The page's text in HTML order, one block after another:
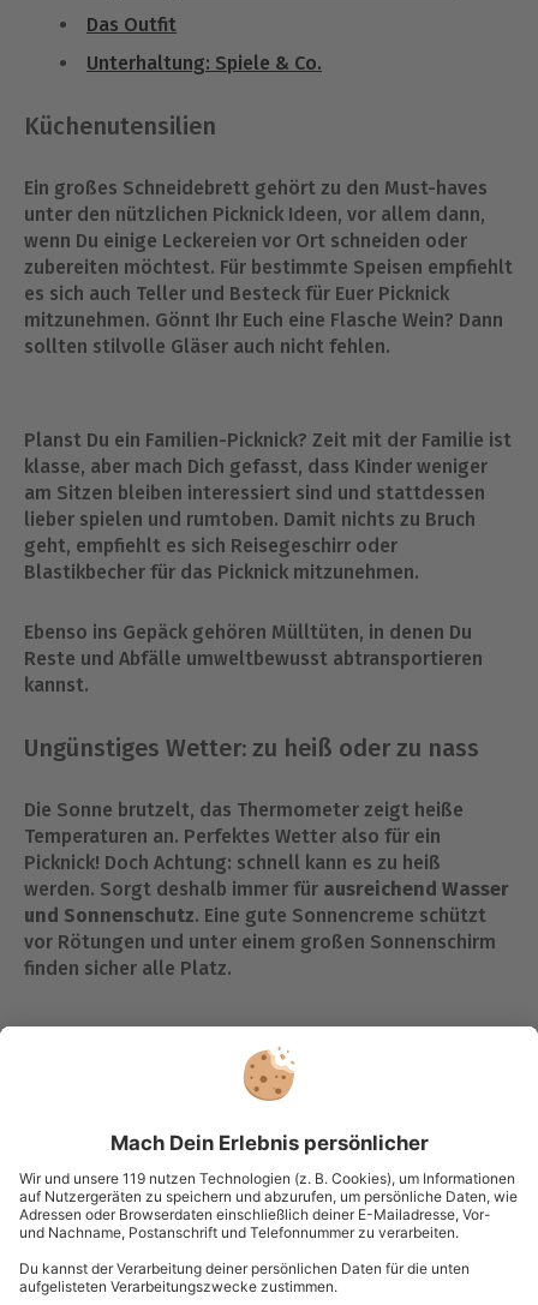
Das Outfit
Unterhaltung: Spiele & Co.
Küchenutensilien
Ein großes Schneidebrett gehört zu den Must-haves
unter den nützlichen Picknick Ideen, vor allem dann,
wenn Du einige Leckereien vor Ort schneiden oder
zubereiten möchtest. Für bestimmte Speisen empfiehlt
es sich auch Teller und Besteck für Euer Picknick
mitzunehmen. Gönnt Ihr Euch eine Flasche Wein? Dann
sollten stilvolle Gläser auch nicht fehlen.
Planst Du ein Familien-Picknick? Zeit mit der Familie ist
klasse, aber mach Dich gefasst, dass Kinder weniger
am Sitzen bleiben interessiert sind und stattdessen
lieber spielen und rumtoben. Damit nichts zu Bruch
geht, empfiehlt es sich Reisegeschirr oder
Blastikbecher für das Picknick mitzunehmen.
Ebenso ins Gepäck gehören Mülltüten, in denen Du
Reste und Abfälle umweltbewusst abtransportieren
kannst.
Ungünstiges Wetter: zu heiß oder zu nass
Die Sonne brutzelt, das Thermometer zeigt heiße
Temperaturen an. Perfektes Wetter also für ein
Picknick! Doch Achtung: schnell kann es zu heiß
werden. Sorgt deshalb immer für ausreichend Wasser
und Sonnenschutz. Eine gute Sonnencreme schützt
vor Rötungen und unter einem großen Sonnenschirm
finden sicher alle Platz.
Doch was, wenn es schlechtes Wetter gibt? Auf
Regenschauer oder Gewitter solltest Du Dich immer
immer mal wieder auftreten. MitRegencapes
Ihr Euch beim Picknick trocken und der mobile
Sonnenschirm schützt Euch auch bei Regen und die
leckeren Snacks bleiben trocken.
Das Outfit